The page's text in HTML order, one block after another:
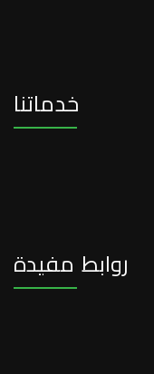
خدماتنا
روابط مفيدة